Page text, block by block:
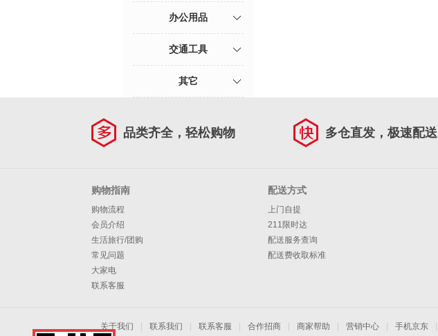
办公用品
交通工具
其它
品类齐全，轻松购物 多仓直发，极速配送
购物指南
购物流程
会员介绍
生活旅行/团购
常见问题
大家电
联系客服
配送方式
上门自提
211限时达
配送服务查询
配送费收取标准
关于我们 联系我们 联系客服 合作招商 商家帮助 营销中心 手机京东